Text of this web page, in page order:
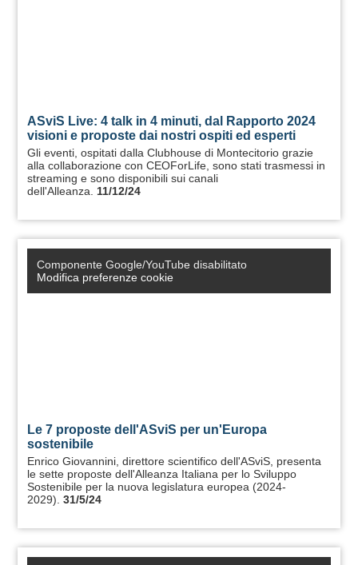
ASviS Live: 4 talk in 4 minuti, dal Rapporto 2024
visioni e proposte dai nostri ospiti ed esperti
Gli eventi, ospitati dalla Clubhouse di Montecitorio grazie
alla collaborazione con CEOForLife, sono stati trasmessi in
streaming e sono disponibili sui canali
dell'Alleanza. 11/12/24
Componente Google/YouTube disabilitato
Modifica preferenze cookie
Le 7 proposte dell'ASviS per un'Europa
sostenibile
Enrico Giovannini, direttore scientifico dell'ASviS, presenta
le sette proposte dell'Alleanza Italiana per lo Sviluppo
Sostenibile per la nuova legislatura europea (2024-
2029). 31/5/24